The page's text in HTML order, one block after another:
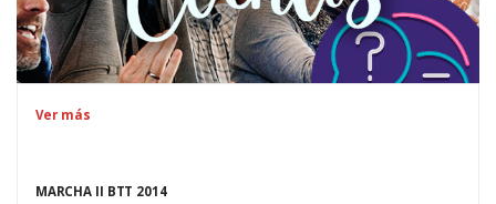
Ver más
MARCHA II BTT 2014